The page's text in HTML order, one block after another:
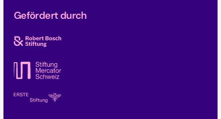
Gefördert durch